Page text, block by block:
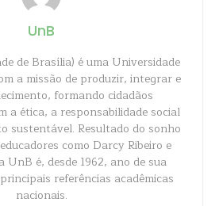
UnB
de Brasília) é uma Universidade
a missão de produzir, integrar e
formando cidadãos
a ética, a responsabilidade social
sustentável. Resultado do sonho
como Darcy Ribeiro e
UnB é, desde 1962, ano de sua
referências acadêmicas
nacionais.